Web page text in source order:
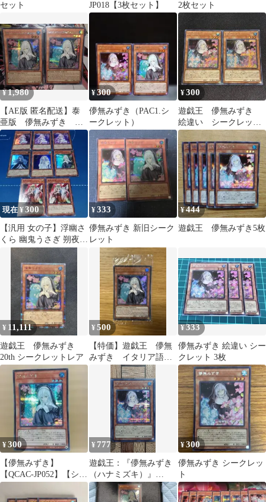
セット
JP018【3枚セット】
2枚セット
¥1,980
【AE版 匿名配送】泰
亜版 儚無みずき シ
ークレットレア
¥300
儚無みずき（PAC1.シ
ークレット）
¥300
遊戯王 儚無みずき
絵違い シークレッ
ト 2枚 はなみずき
現在 ¥300
【汎用 女の子】浮幽さ
くら 幽鬼うさぎ 朔夜し
ぐれ 儚無みずき 座敷わ
らし 8枚
¥333
儚無みずき 新旧シーク
レット
¥444
遊戯王 儚無みずき5枚
¥ 11,111
遊戯王 儚無みずき
20th シークレットレア
¥500
【特価】遊戯王 儚無
みずき イタリア語
版 未開封 ロストア
¥333
儚無みずき 絵違い シー
クレット 3枚
¥300
【儚無みずき】
【QCAC-JP052】【シク
1枚】
¥ 777
遊戯王：『儚無みずき
（ハナミズキ）』
(RC03−018)シク×1③ 絵
違い
¥300
儚無みずき シークレッ
ト